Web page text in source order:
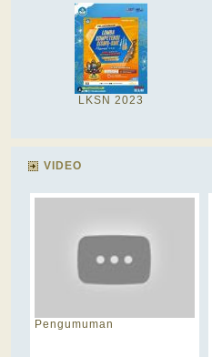
LKSN 2023
VIDEO
Pengumuman